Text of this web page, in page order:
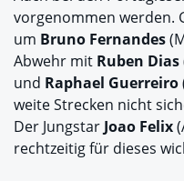
vorgenommen werden.
um Bruno Fernandes
Abwehr mit Ruben Dias
und Raphael Guerreiro
weite Strecken nicht
Der Jungstar Joao Felix
rechtzeitig für dieses